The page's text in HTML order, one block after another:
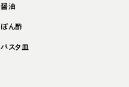
醤油
ぽん酢
パスタ皿